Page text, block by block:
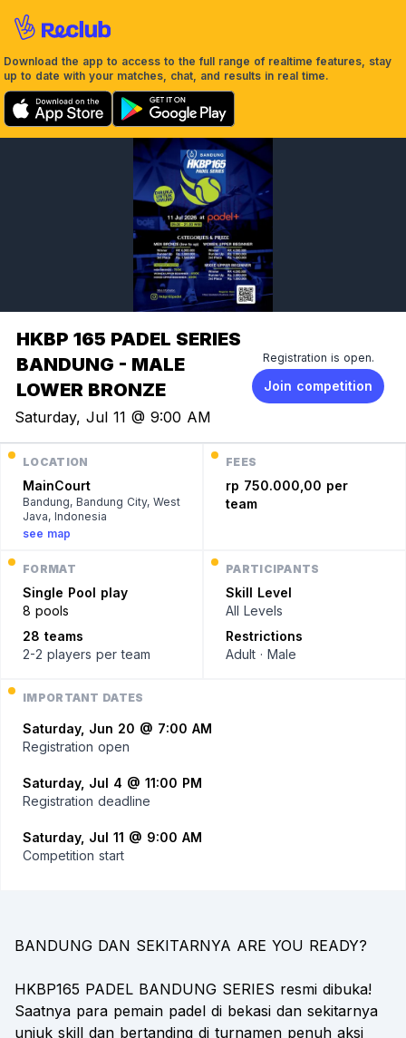
Download the app to access to the full range of realtime features, stay
up to date with your matches, chat, and results in real time.
HKBP 165 PADEL SERIES
BANDUNG - MALE
LOWER BRONZE
Saturday, Jul 11 @ 9:00 AM
Registration is open.
Join competition
LOCATION
MainCourt
Bandung, Bandung City, West
Java, Indonesia
see map
FEES
rp 750.000,00 per
team
FORMAT
Single Pool play
8 pools
28 teams
2-2 players per team
PARTICIPANTS
Skill Level
All Levels
Restrictions
Adult · Male
IMPORTANT DATES
Saturday, Jun 20 @ 7:00 AM
Registration open
Saturday, Jul 4 @ 11:00 PM
Registration deadline
Saturday, Jul 11 @ 9:00 AM
Competition start
BANDUNG DAN SEKITARNYA ARE YOU READY?
HKBP165 PADEL BANDUNG SERIES resmi dibuka!
Saatnya para pemain padel di bekasi dan sekitarnya
unjuk skill dan bertanding di turnamen penuh aksi